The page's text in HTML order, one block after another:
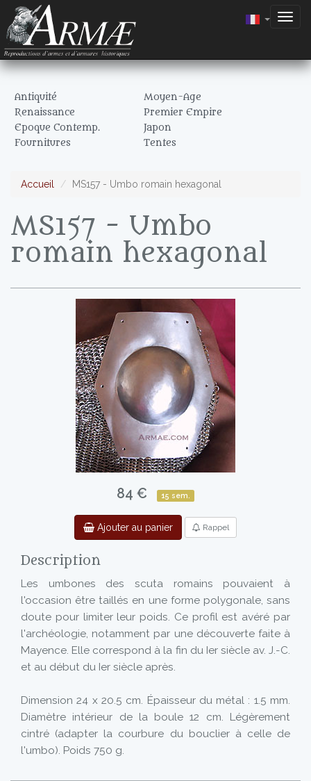
Antiquité
Moyen-Age
Renaissance
Premier Empire
Epoque Contemp.
Japon
Fournitures
Tentes
Accueil MS157 - Umbo romain hexagonal
MS157 - Umbo
romain hexagonal
84 € 15 sem.
Ajouter au panier Rappel
Description
Les umbones des scuta romains pouvaient à
l'occasion être taillés en une forme polygonale, sans
doute pour limiter leur poids. Ce profil est avéré par
l'archéologie, notamment par une découverte faite à
Mayence. Elle correspond à la fin du Ier siècle av. J.-C.
et au début du Ier siècle après.
Dimension 24 x 20.5 cm. Épaisseur du métal : 1.5 mm.
Diamètre intérieur de la boule 12 cm. Légèrement
cintré (adapter la courbure du bouclier à celle de
l'umbo). Poids 750 g.